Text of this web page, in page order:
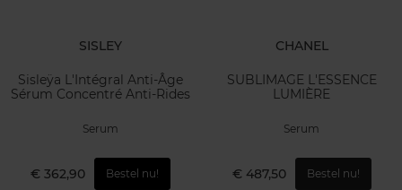
SISLEY
Sisleÿa L'Intégral Anti-Âge
Sérum Concentré Anti-Rides
Serum
€ 362,90 Bestel nu!
CHANEL
SUBLIMAGE L'ESSENCE
LUMIÈRE
Serum
€ 487,50 Bestel nu!